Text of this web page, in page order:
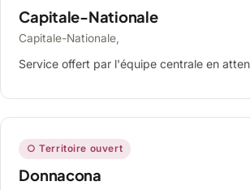
Capitale-Nationale
Capitale-Nationale,
Service offert par l'équipe centrale en
○ Territoire ouvert
Donnacona